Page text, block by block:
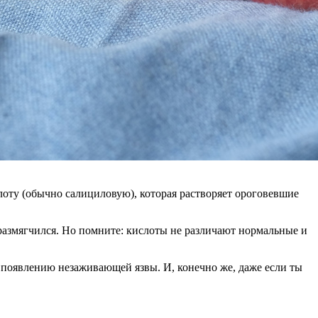
(обычно салициловую), которая растворяет ороговевшие
Но помните: кислоты не различают нормальные и
появлению незаживающей язвы. И, конечно же, даже если ты